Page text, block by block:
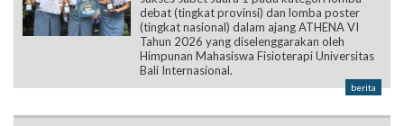
debat (tingkat provinsi) dan lomba poster
(tingkat nasional) dalam ajang ATHENA VI
Tahun 2026 yang diselenggarakan oleh
Himpunan Mahasiswa Fisioterapi Universitas
Bali Internasional.
berita